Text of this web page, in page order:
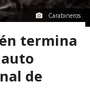
Carabineros
termina
de